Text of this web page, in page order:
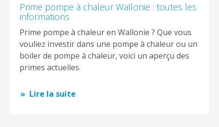
Prime pompe à chaleur Wallonie : toutes les
informations
Prime pompe à chaleur en Wallonie ? Que vous
vouliez investir dans une pompe à chaleur ou un
boiler de pompe à chaleur, voici un aperçu des
primes actuelles.
Lire la suite